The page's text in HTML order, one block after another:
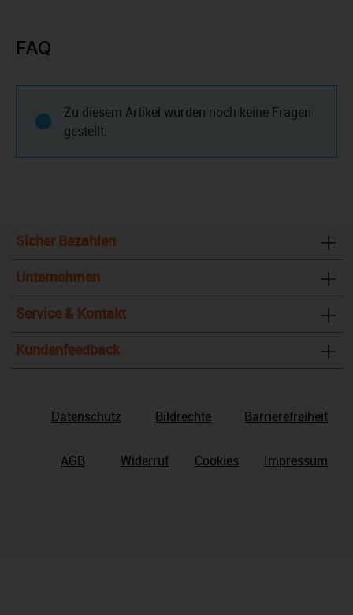
FAQ
Zu diesem Artikel wurden noch keine Fragen
gestellt.
Sicher Bezahlen
Unternehmen
Service & Kontakt
Kundenfeedback
Datenschutz Bildrechte Barrierefreiheit
AGB Widerruf Cookies Impressum